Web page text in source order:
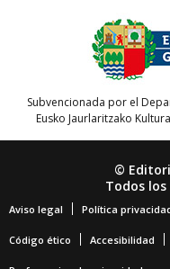
Subvencionada por el
Eusko Jaurlaritzako
©
Todos los
Aviso legal Política
Código ético Accesibilidad